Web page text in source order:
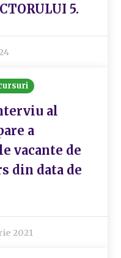
5.
al
a
vacante de
din data de
2021